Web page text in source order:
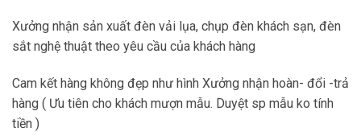
Xưởng nhận sản xuất đèn vải lụa, chụp đèn khách sạn, đèn
sắt nghệ thuật theo yêu cầu của khách hàng
Cam kết hàng không đẹp như hình Xưởng nhận hoàn- đổi -trả
hàng ( Ưu tiên cho khách mượn mẫu. Duyệt sp mẫu ko tính
tiền )